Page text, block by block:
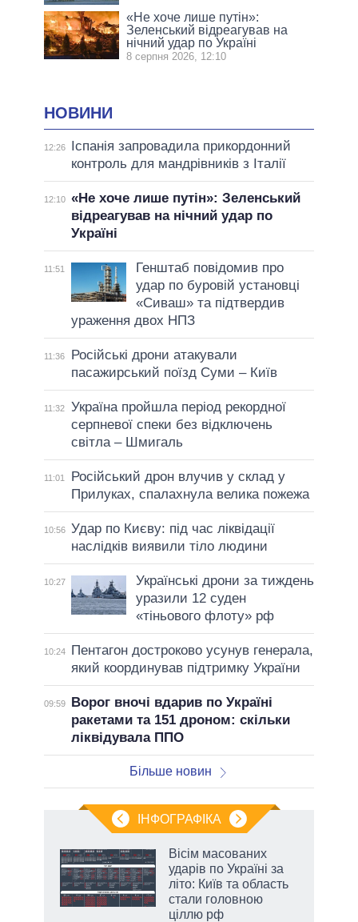
«Не хоче лише путін»:
Зеленський відреагував на
нічний удар по Україні
8 серпня 2026, 12:10
НОВИНИ
12:26
Іспанія запровадила прикордонний
контроль для мандрівників з Італії
12:10 «Не хоче лише путін»: Зеленський
відреагував на нічний удар по
Україні
11:51
Генштаб повідомив про
удар по буровій установці
«Сиваш» та підтвердив
ураження двох НПЗ
11:36
Російські дрони атакували
пасажирський поїзд Суми – Київ
11:32
Україна пройшла період рекордної
серпневої спеки без відключень
світла – Шмигаль
11:01
Російський дрон влучив у склад у
Прилуках, спалахнула велика пожежа
10:56 Удар по Києву: під час ліквідації
наслідків виявили тіло людини
10:27
Українські дрони за тиждень
уразили 12 суден
«тіньового флоту» рф
10:24
Пентагон достроково усунув генерала,
який координував підтримку України
09:59
Ворог вночі вдарив по Україні
ракетами та 151 дроном: скільки
ліквідувала ППО
Більше новин
ІНФОГРАФІКА
Вісім масованих
ударів по Україні за
літо: Київ та область
стали головною
ціллю рф